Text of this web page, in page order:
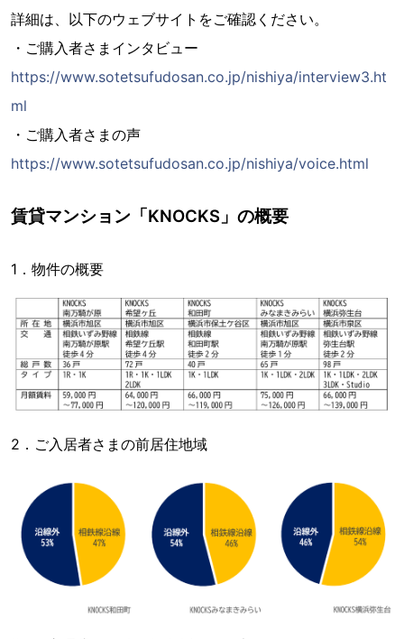
詳細は、以下のウェブサイトをご確認ください。
・ご購入者さまインタビュー
https://www.sotetsufudosan.co.jp/nishiya/interview3.ht
ml
・ご購入者さまの声
https://www.sotetsufudosan.co.jp/nishiya/voice.html
賃貸マンション「KNOCKS」の概要
1．物件の概要
2．ご入居者さまの前居住地域